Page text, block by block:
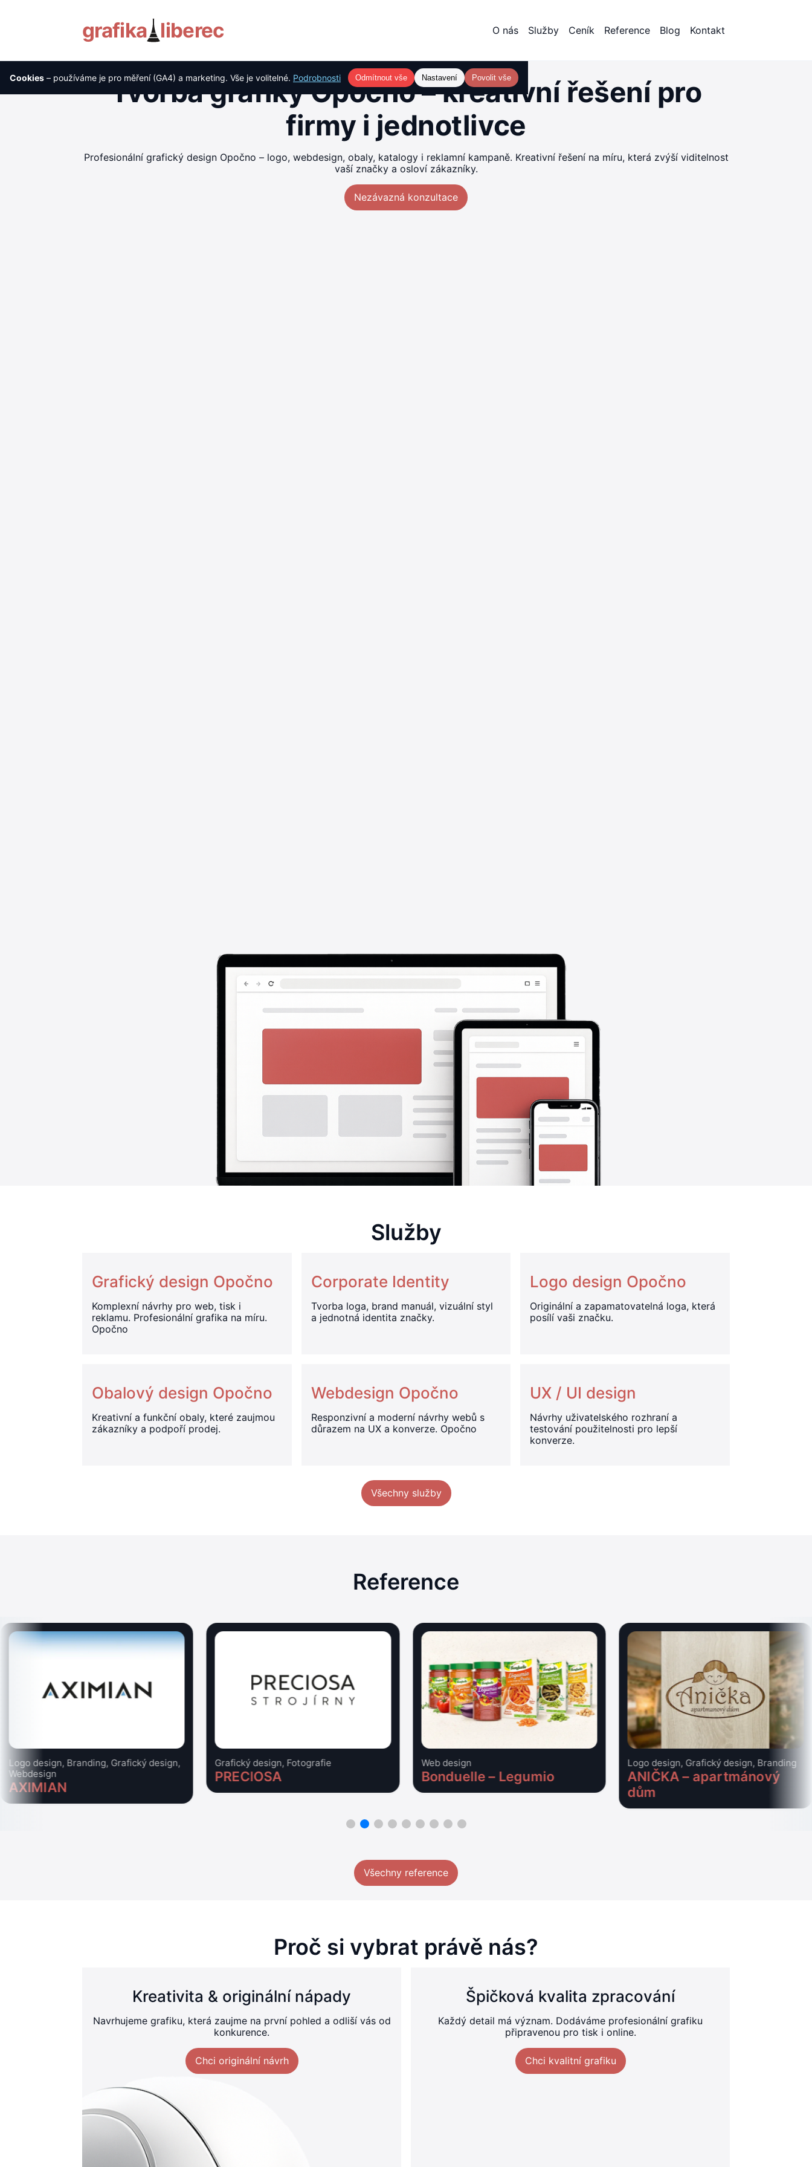
grafika liberec O nás Služby Ceník Reference Blog Kontakt
Cookies – používáme je pro měření (GA4) a marketing. Vše je volitelné. Podrobnosti Odmítnout vše Nastavení Povolit vše
Tvorba grafiky Opočno – kreativní řešení pro
firmy i jednotlivce
Profesionální grafický design Opočno – logo, webdesign, obaly, katalogy i reklamní kampaně. Kreativní řešení na míru, která zvýší viditelnost
vaší značky a osloví zákazníky.
Nezávazná konzultace
Služby
Grafický design Opočno
Komplexní návrhy pro web, tisk i
reklamu. Profesionální grafika na míru.
Opočno
Corporate Identity
Tvorba loga, brand manuál, vizuální styl
a jednotná identita značky.
Logo design Opočno
Originální a zapamatovatelná loga, která
posílí vaši značku.
Obalový design Opočno
Kreativní a funkční obaly, které zaujmou
zákazníky a podpoří prodej.
Webdesign Opočno
Responzivní a moderní návrhy webů s
důrazem na UX a konverze. Opočno
UX / UI design
Návrhy uživatelského rozhraní a
testování použitelnosti pro lepší
konverze.
Všechny služby
Reference
Logo design, Branding, Grafický design,
Webdesign
AXIMIAN
Grafický design, Fotografie
PRECIOSA
Web design
Bonduelle – Legumio
Logo design, Grafický design, Branding
ANIČKA – apartmánový
dům
Všechny reference
Proč si vybrat právě nás?
Kreativita & originální nápady
Navrhujeme grafiku, která zaujme na první pohled a odliší vás od
konkurence.
Chci originální návrh
Špičková kvalita zpracování
Každý detail má význam. Dodáváme profesionální grafiku
připravenou pro tisk i online.
Chci kvalitní grafiku